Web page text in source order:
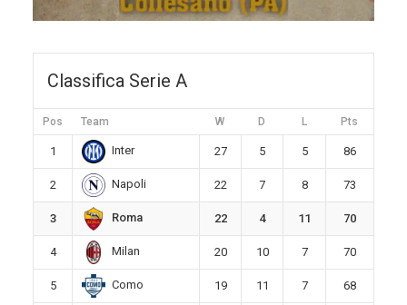
Classifica Serie A
Pos Team W D L Pts
1 Inter 27 5 5 86
2 Napoli 22 7 8 73
3 Roma 22 4 11 70
4 Milan 20 10 7 70
5 Como 19 11 7 68